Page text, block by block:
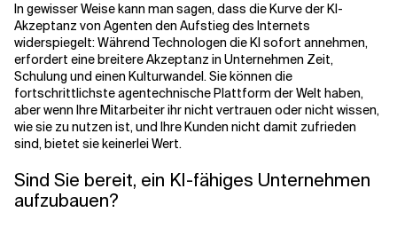
In gewisser Weise kann man sagen, dass die Kurve der KI-
Akzeptanz von Agenten den Aufstieg des Internets
widerspiegelt: Während Technologen die KI sofort annehmen,
erfordert eine breitere Akzeptanz in Unternehmen Zeit,
Schulung und einen Kulturwandel. Sie können die
fortschrittlichste agentechnische Plattform der Welt haben,
aber wenn Ihre Mitarbeiter ihr nicht vertrauen oder nicht wissen,
wie sie zu nutzen ist, und Ihre Kunden nicht damit zufrieden
sind, bietet sie keinerlei Wert.
Sind Sie bereit, ein KI-fähiges Unternehmen
aufzubauen?